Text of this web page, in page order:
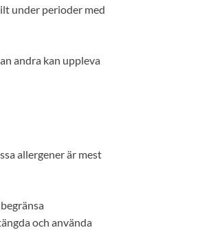
under perioder med
andra kan uppleva
allergener är mest
och använda